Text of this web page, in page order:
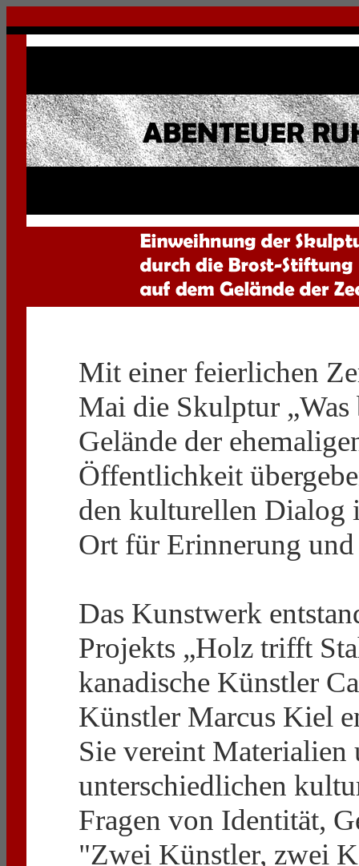
Mit einer feierlichen
Mai die Skulptur „Was
Gelände der
Öffentlichkeit
den kulturellen Dialog
Ort für Erinnerung
Das Kunstwerk
Projekts „Holz trifft
kanadische Künstler
Künstler Marcus Kiel
Sie vereint Materialien
unterschiedlichen
Fragen von Identität,
"Zwei Künstler, zwei